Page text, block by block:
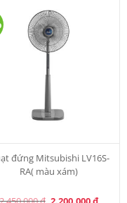
đứng Mitsubishi LV16S-
RA( màu xám)
Original